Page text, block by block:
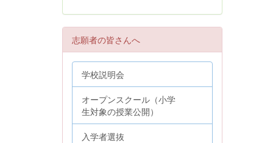
志願者の皆さんへ
学校説明会
オープンスクール（小学
生対象の授業公開）
入学者選抜